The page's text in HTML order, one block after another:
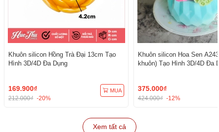
Khuôn silicon Hồng Trà Đại 13cm Tạo
Hình 3D/4D Đa Dụng
169.900₫
212.000₫ -20%
MUA
Khuôn silicon Hoa Sen
khuôn) Tạo Hình 3D/4D Đa
375.000₫
424.000₫ -12%
Xem tất cả